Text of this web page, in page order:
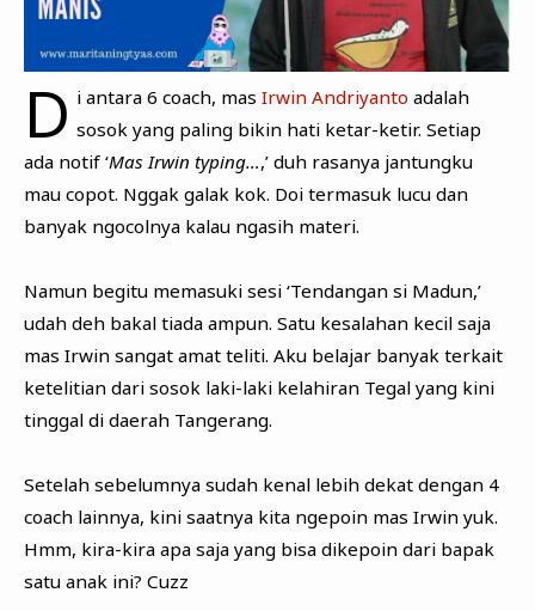
D i antara 6 coach, mas Irwin Andriyanto adalah
sosok yang paling bikin hati ketar-ketir. Setiap
ada notif ‘Mas Irwin typing…,’ duh rasanya jantungku
mau copot. Nggak galak kok. Doi termasuk lucu dan
banyak ngocolnya kalau ngasih materi.
Namun begitu memasuki sesi ‘Tendangan si Madun,’
udah deh bakal tiada ampun. Satu kesalahan kecil saja
mas Irwin sangat amat teliti. Aku belajar banyak terkait
ketelitian dari sosok laki-laki kelahiran Tegal yang kini
tinggal di daerah Tangerang.
Setelah sebelumnya sudah kenal lebih dekat dengan 4
coach lainnya, kini saatnya kita ngepoin mas Irwin yuk.
Hmm, kira-kira apa saja yang bisa dikepoin dari bapak
satu anak ini? Cuzz